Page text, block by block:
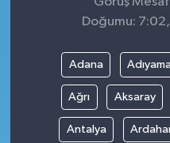
Doğumu: 7:02,
Adana
Ağrı Aksaray
Antalya